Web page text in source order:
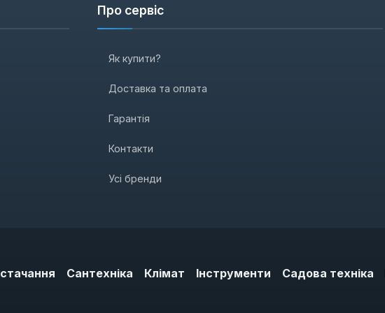
Про сервіс
Як купити?
Доставка та оплата
Гарантія
Контакти
Усі бренди
Сантехніка Клімат Інструменти Садова техніка